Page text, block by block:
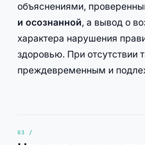
объяснениями,
и осознанной, а вывод о
характера нарушения
здоровью. При отсутствии
преждевременным и